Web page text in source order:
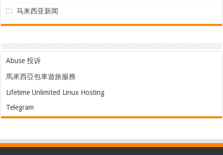
马来西亚新闻
Abuse 投诉
馬來西亞包車遊旅服務
Lifetime Unlimited Linux Hosting
Telegram